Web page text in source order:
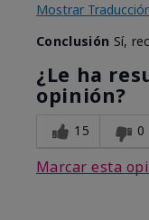
Mostrar
Conclusión Sí,
¿Le ha
opinión?
15 0
Marcar esta